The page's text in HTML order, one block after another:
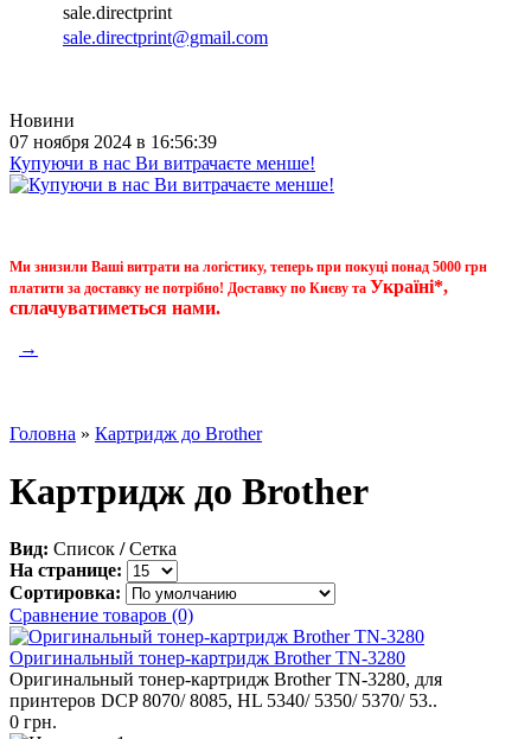
sale.directprint
sale.directprint@gmail.com
Новини
07 ноября 2024 в 16:56:39
Купуючи в нас Ви витрачаєте менше!
Ми знизили Ваші витрати на логістику, теперь при покуці понад 5000 грн
платити за доставку не потрібно! Доставку по Києву та Україні*,
сплачуватиметься нами.
→
Головна » Картридж до Brother
Картридж до Brother
Вид: Список / Сетка
На странице:
Сортировка:
Сравнение товаров (0)
Оригинальный тонер-картридж Brother TN-3280
Оригинальный тонер-картридж Brother TN-3280, для
принтеров DCP 8070/ 8085, HL 5340/ 5350/ 5370/ 53..
0 грн.